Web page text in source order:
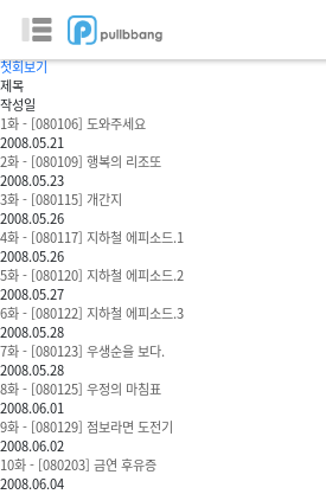
끙군
첫회보기
제목
작성일
1화 - [080106] 도와주세요
2008.05.21
2화 - [080109] 행복의 리조또
2008.05.23
3화 - [080115] 개간지
2008.05.26
4화 - [080117] 지하철 에피소드.1
2008.05.26
5화 - [080120] 지하철 에피소드.2
2008.05.27
6화 - [080122] 지하철 에피소드.3
2008.05.28
7화 - [080123] 우생순을 보다.
2008.05.28
8화 - [080125] 우정의 마침표
2008.06.01
9화 - [080129] 점보라면 도전기
2008.06.02
10화 - [080203] 금연 후유증
2008.06.04